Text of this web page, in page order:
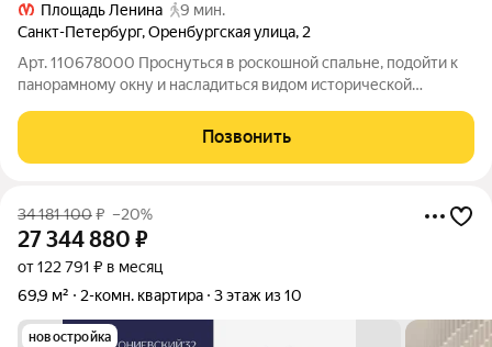
Площадь Ленина
9 мин.
Санкт-Петербург,Оренбургская улица, 2
Арт. 110678000 Проснуться в роскошной спальне, подойти к
панорамному окну и насладиться видом исторической
атмосфера жизни в доме по улице Оренбургской, 2 поистине
вдохновляет. Сейчас в ЖК «Аврора»
Позвонить
34 181 100₽ –20%
27 344 880 ₽
от 122 791 ₽ в месяц
69,9 м²
2-комн. квартира 3 этаж из 10
новостройка